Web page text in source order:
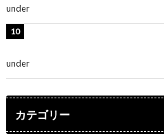
under
under
カテゴリー